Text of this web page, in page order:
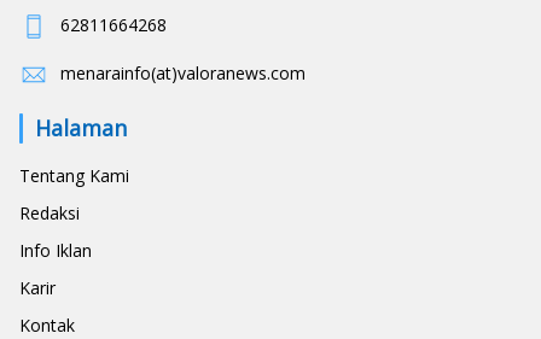
62811664268
menarainfo(at)valoranews.com
Halaman
Tentang Kami
Redaksi
Info Iklan
Karir
Kontak